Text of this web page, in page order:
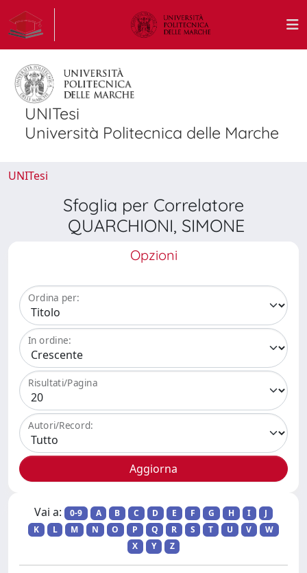
UNITesi
Università Politecnica delle Marche
UNITesi
Sfoglia per Correlatore
QUARCHIONI, SIMONE
Opzioni
Ordina per:
In ordine:
Risultati/Pagina
Autori/Record:
Vai a: 0-9 A B C D E F G H I
J
K
L M N O P Q R S T U V
W
X
Y Z